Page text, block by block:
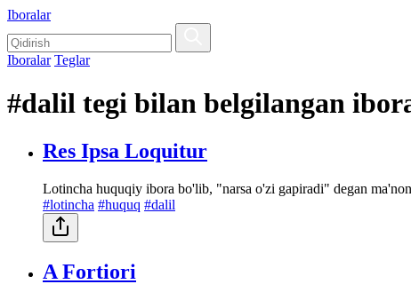
Iboralar
Iboralar Teglar
#dalil tegi bilan belgilangan
Res Ipsa Loquitur
Lotincha huquqiy ibora bo'lib, "narsa o'zi gapiradi" degan
#lotincha #huquq #dalil
A Fortiori